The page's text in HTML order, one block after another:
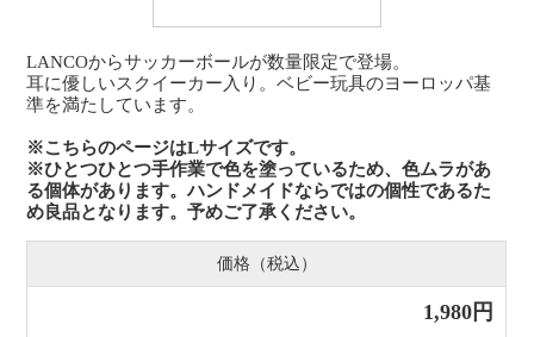
LANCOからサッカーボールが数量限定で登場。
耳に優しいスクイーカー入り。ベビー玩具のヨーロッパ基
準を満たしています。
※こちらのページはLサイズです。
※ひとつひとつ手作業で色を塗っているため、色ムラがあ
る個体があります。ハンドメイドならではの個性であるた
め良品となります。予めご了承ください。
価格（税込）
1,980円